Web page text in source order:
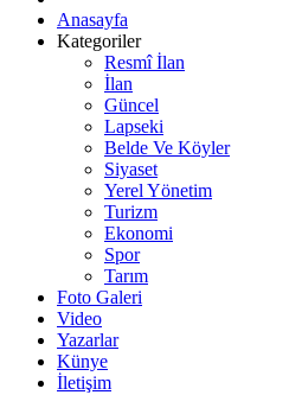
Anasayfa
Kategoriler
Resmî İlan
İlan
Güncel
Lapseki
Belde Ve Köyler
Siyaset
Yerel Yönetim
Turizm
Ekonomi
Spor
Tarım
Foto Galeri
Video
Yazarlar
Künye
İletişim